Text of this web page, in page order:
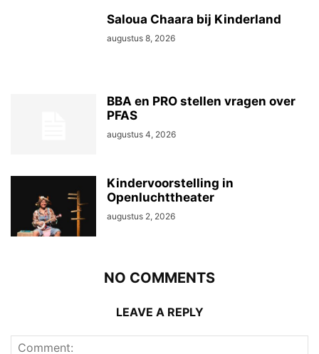
Saloua Chaara bij Kinderland
augustus 8, 2026
BBA en PRO stellen vragen over
PFAS
augustus 4, 2026
Kindervoorstelling in
Openluchttheater
augustus 2, 2026
NO COMMENTS
LEAVE A REPLY